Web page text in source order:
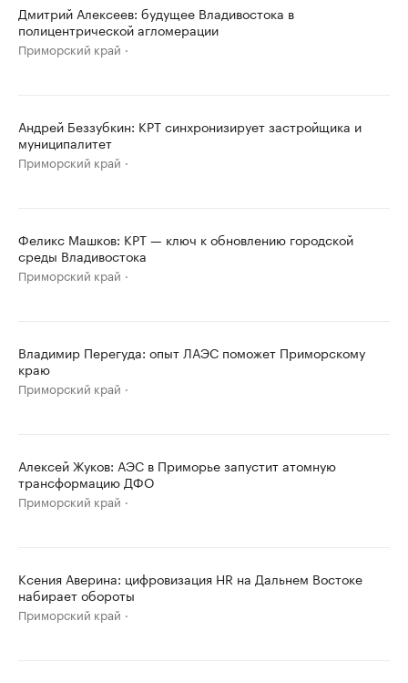
Дмитрий Алексеев: будущее Владивостока в
полицентрической агломерации
Приморский край
Андрей Беззубкин: КРТ синхронизирует застройщика и
муниципалитет
Приморский край
Феликс Машков: КРТ — ключ к обновлению городской
среды Владивостока
Приморский край
Владимир Перегуда: опыт ЛАЭС поможет Приморскому
краю
Приморский край
Алексей Жуков: АЭС в Приморье запустит атомную
трансформацию ДФО
Приморский край
Ксения Аверина: цифровизация HR на Дальнем Востоке
набирает обороты
Приморский край